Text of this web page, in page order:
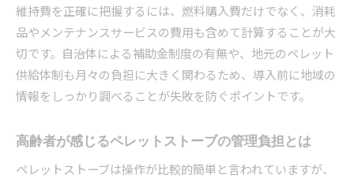
維持費を正確に把握するには、燃料購入費だけでなく、消耗
品やメンテナンスサービスの費用も含めて計算することが大
切です。自治体による補助金制度の有無や、地元のペレット
供給体制も月々の負担に大きく関わるため、導入前に地域の
情報をしっかり調べることが失敗を防ぐポイントです。
高齢者が感じるペレットストーブの管理負担とは
ペレットストーブは操作が比較的簡単と言われていますが、